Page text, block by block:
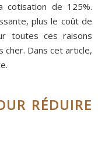
cotisation de 125%.
plus le coût de
toutes ces raisons
cher. Dans cet article,
RÉDUIRE